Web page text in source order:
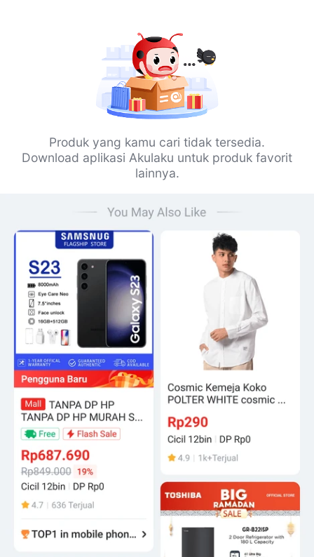
Produk yang kamu cari tidak tersedia.
Download aplikasi Akulaku untuk produk favorit
lainnya.